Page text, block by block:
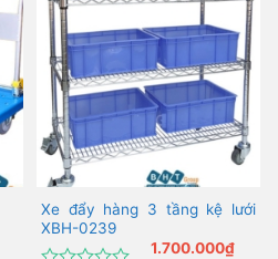
Xe đẩy hàng 3 tầng kệ lưới
XBH-0239
1.700.000₫